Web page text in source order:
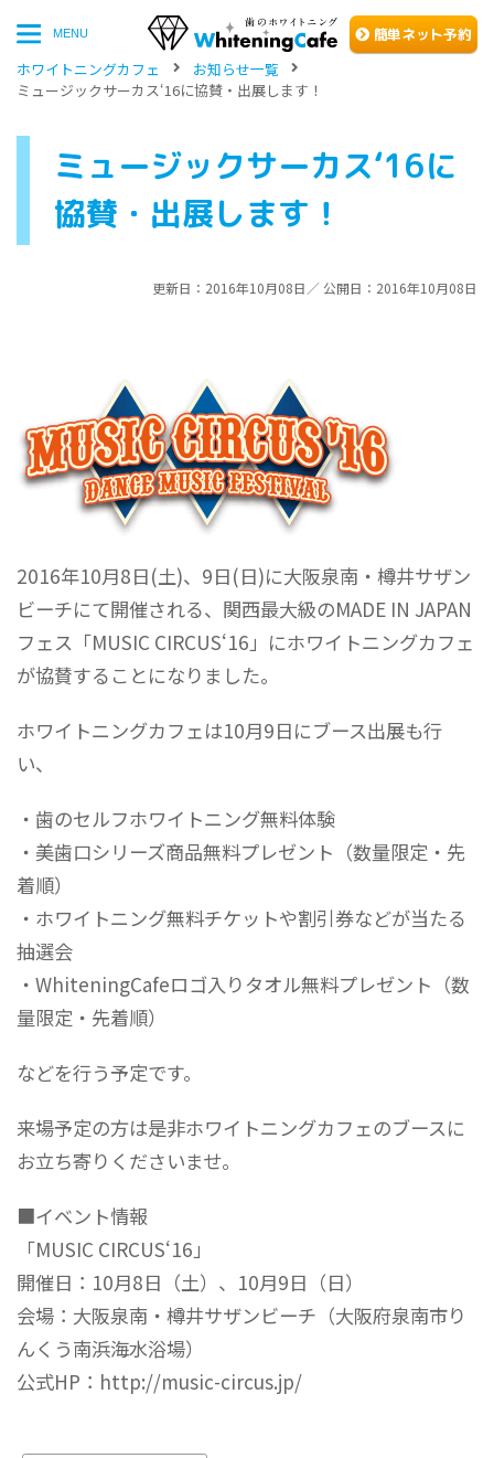
MENU 簡単ネッ ト予約
ホワイトニングカフェ
お知らせ一覧
ミュージックサーカス‘16に協賛・出展します！
ミュージックサーカス‘16に
協賛・出展します！
更新日：2016年10月08日／ 公開日：2016年10月08日
2016年10月8日(土)、9日(日)に大阪泉南・樽井サザン
ビーチにて開催される、関西最大級のMADE IN JAPAN
フェス「MUSIC CIRCUS‘16」にホワイトニングカフェ
が協賛することになりました。
ホワイトニングカフェは10月9日にブース出展も行
い、
・歯のセルフホワイトニング無料体験
・美歯口シリーズ商品無料プレゼント（数量限定・先
着順）
・ホワイトニング無料チケットや割引券などが当たる
抽選会
・WhiteningCafeロゴ入りタオル無料プレゼント（数
量限定・先着順）
などを行う予定です。
来場予定の方は是非ホワイトニングカフェのブースに
お立ち寄りくださいませ。
■イベント情報
「MUSIC CIRCUS‘16」
開催日：10月8日（土）、10月9日（日）
会場：大阪泉南・樽井サザンビーチ（大阪府泉南市り
んくう南浜海水浴場）
公式HP： http://music-circus.jp/